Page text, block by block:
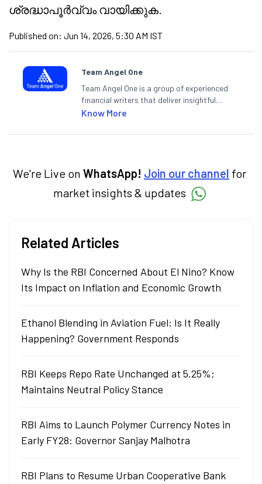
ശ്രദ്ധാപൂർവ്വം വായിക്കുക.
Published on: Jun 14, 2026, 5:30 AM IST
Team Angel One
Team Angel One is a group of experienced
financial writers that deliver insightful
articles on the stock market, IPO, economy,
categories.
Know More
We're Live on WhatsApp! Join our channel for
market insights & updates
Related Articles
Why Is the RBI Concerned About El Nino? Know
Its Impact on Inflation and Economic Growth
Ethanol Blending in Aviation Fuel: Is It Really
Happening? Government Responds
RBI Keeps Repo Rate Unchanged at 5.25%;
Maintains Neutral Policy Stance
RBI Aims to Launch Polymer Currency Notes in
Early FY28: Governor Sanjay Malhotra
RBI Plans to Resume Urban Cooperative Bank